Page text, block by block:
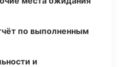
по выполненным
и